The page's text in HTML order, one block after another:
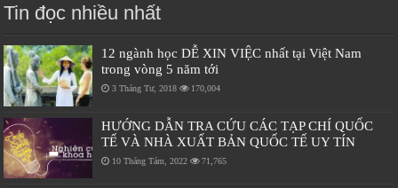
Tin đọc nhiều nhất
12 ngành học DỄ XIN VIỆC nhất tại Việt Nam
trong vòng 5 năm tới
3 Tháng Tư, 2018 170,004
HƯỚNG DẪN TRA CỨU CÁC TẠP CHÍ QUỐC
TẾ VÀ NHÀ XUẤT BẢN QUỐC TẾ UY TÍN
10 Tháng Tám, 2022 71,765